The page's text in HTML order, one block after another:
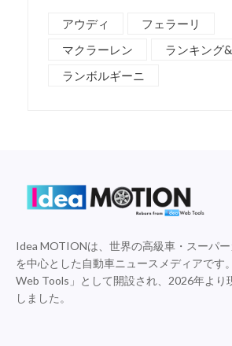
アウディ
フェラーリ
マクラーレン
ランキング
ランボルギーニ
Idea MOTIONは、世界の高級車・スーパ
を中心とした自動車ニュースメディアです
Web Tools」として開設され、2026年より
しました。